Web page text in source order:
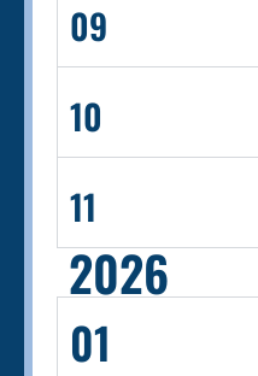
09
10
11
2026
01